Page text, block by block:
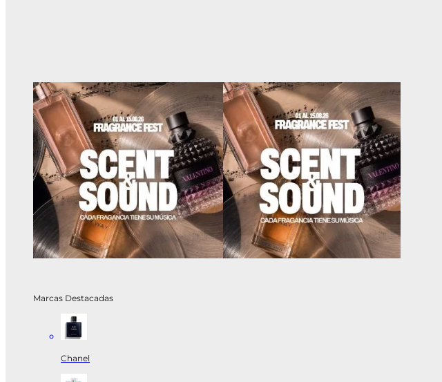
Marcas Destacadas
Chanel